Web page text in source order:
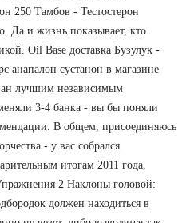
250 Тамбов - Тестостерон
Да и жизнь показывает, кто
Oil Base доставка Бузулук -
анапалон сустанон в магазине
лучшим независимым
3-4 банка - вы бы поняли
В общем, присоединяюсь
- у вас собрался
итогам 2011 года,
2 Наклоны головой:
должен находиться в